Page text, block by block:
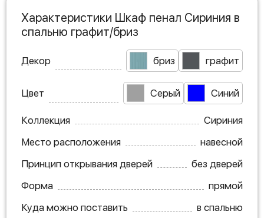
Характеристики Шкаф пенал Сириния в
спальню графит/бриз
Декор бриз графит
Цвет Серый Синий
Коллекция
Сириния
Место расположения
навесной
Принцип открывания дверей
без дверей
Форма
прямой
Куда можно поставить
в спальню